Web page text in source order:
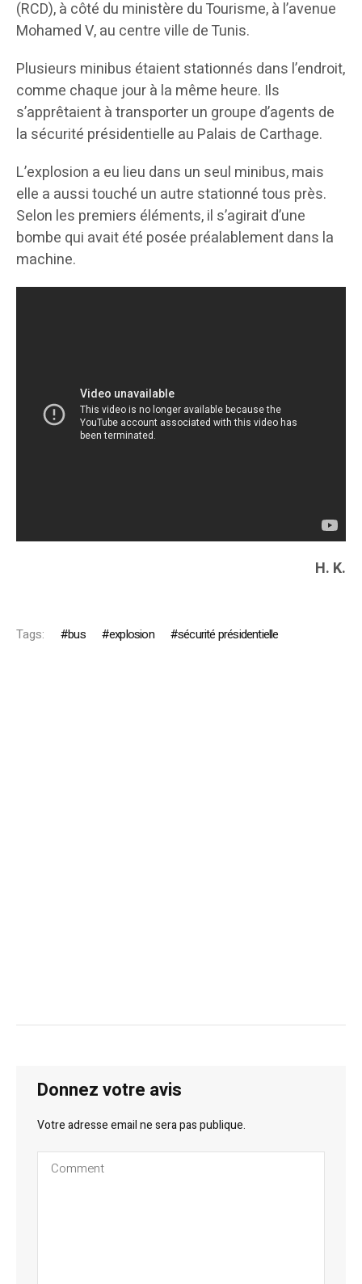
(RCD), à côté du ministère du Tourisme, à l’avenue
Mohamed V, au centre ville de Tunis.
Plusieurs minibus étaient stationnés dans l’endroit,
comme chaque jour à la même heure. Ils
s’apprêtaient à transporter un groupe d’agents de
la sécurité présidentielle au Palais de Carthage.
L’explosion a eu lieu dans un seul minibus, mais
elle a aussi touché un autre stationné tous près.
Selon les premiers éléments, il s’agirait d’une
bombe qui avait été posée préalablement dans la
machine.
H. K.
Tags: bus explosion sécurité présidentielle
Donnez votre avis
Votre adresse email ne sera pas publique.